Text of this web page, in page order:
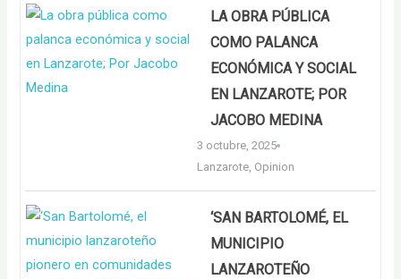
LA OBRA PÚBLICA
COMO PALANCA
ECONÓMICA Y SOCIAL
EN LANZAROTE; POR
JACOBO MEDINA
3 octubre, 2025
Lanzarote Opinion
‘SAN BARTOLOMÉ, EL
MUNICIPIO
LANZAROTEÑO